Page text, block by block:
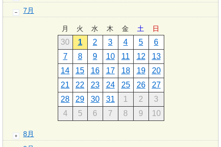
7月
月 火 水 木 金 土 日
30 1 2 3 4 5
6
7
8 9 10 11 12
13
14
15 16 17 18 19
20
21
22 23 24 25 26
27
28
29 30 31 1 2
3
4
5 6 7 8 9 10
8月